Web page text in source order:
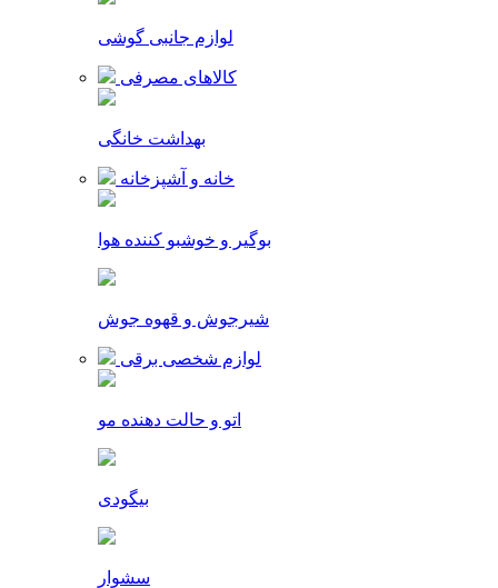
لوازم جانبی گوشی
کالاهای مصرفی
بهداشت خانگی
خانه و آشپزخانه
بوگیر و خوشبو کننده هوا
شیرجوش و قهوه جوش
لوازم شخصی برقی
اتو و حالت دهنده مو
بیگودی
سشوار